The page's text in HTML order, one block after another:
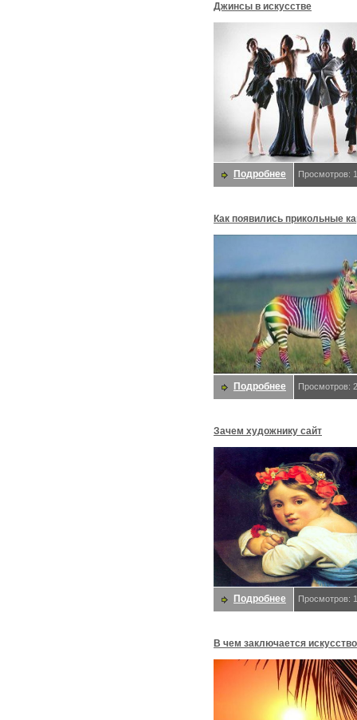
Джинсы в искусстве
Подробнее Просмотров:
Как появились прикольные
Подробнее Просмотров:
Зачем художнику сайт
Подробнее Просмотров:
В чем заключается искусство